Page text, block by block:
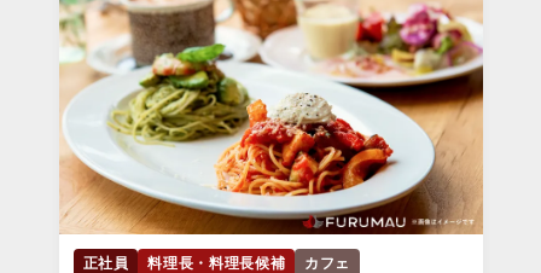
正社員 料理長・料理長候補 カフェ